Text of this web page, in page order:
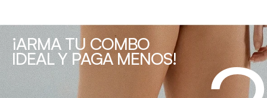
¡ARMA TU COMBO
IDEAL Y PAGA MENOS!